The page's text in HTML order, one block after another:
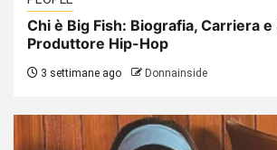
Chi è Big Fish: Biografia, Carriera
Produttore Hip-Hop
3 settimane ago Donnainside